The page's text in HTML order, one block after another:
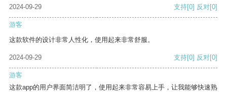
2024-09-29 支持[0] 反对[0]
游客
这款软件的设计非常人性化，使用起来非常舒服。
2024-09-29 支持[0] 反对[0]
游客
这款app的用户界面简洁明了，使用起来非常容易上手，让我能够快速熟